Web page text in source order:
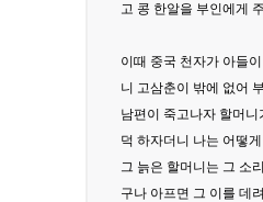
고 콩 한알을 부인에게
이때 중국 천자가 아들
니 고삼춘이 밖에 없어
남편이 죽고나자 할머
덕 하자더니 나는 어떻
그 늙은 할머니는 그 소
구나 아프면 그 이를 데